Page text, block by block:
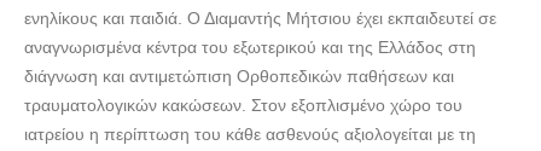
ενηλίκους και παιδιά. Ο Διαμαντής Μήτσιου έχει εκπαιδευτεί σε
αναγνωρισμένα κέντρα του εξωτερικού και της Ελλάδος στη
διάγνωση και αντιμετώπιση Ορθοπεδικών παθήσεων και
τραυματολογικών κακώσεων. Στον εξοπλισμένο χώρο του
ιατρείου η περίπτωση του κάθε ασθενούς αξιολογείται με τη